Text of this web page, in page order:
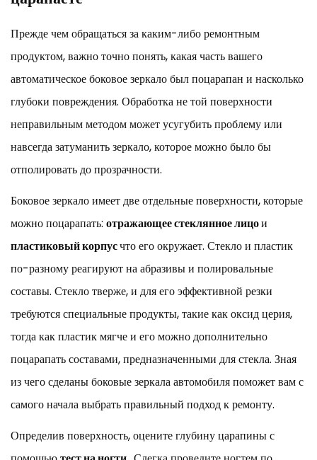
на
деле
царапаете
2
и
материалы,
которые
понадобятся
3
удалить
легкие
царапины
зеркального
стекла
3.1
1:
Зубная
паста
полировки
Прежде чем обращаться за каким-либо ремонтным
продуктом, важно точно понять, какая часть вашего
автоматическое боковое зеркалобыл поцарапан и насколько
глубоки повреждения. Обработка не той поверхности
неправильным методом может усугубить проблему или
навсегда затуманить зеркало, которое можно было бы
отполировать до прозрачности.
Боковое зеркало имеет две отдельные поверхности, которые
можно поцарапать: отражающее стеклянное лицои
пластиковый корпусчто его окружает. Стекло и пластик
по-разному реагируют на абразивы и полировальные
составы. Стекло тверже, и для его эффективной резки
требуются специальные продукты, такие как оксид церия,
тогда как пластик мягче и его можно дополнительно
поцарапать составами, предназначенными для стекла. Зная
из чего сделаны боковые зеркала автомобиляпоможет вам с
самого начала выбрать правильный подход к ремонту.
Определив поверхность, оцените глубину царапины с